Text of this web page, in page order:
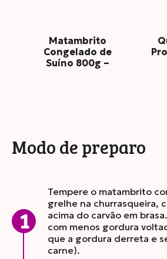
Matambrito
Congelado de
Suíno 800g –
Modo de preparo
Tempere o matambrito
grelhe na churrasqueira,
acima do carvão em
com menos gordura
que a gordura derreta e
carne).